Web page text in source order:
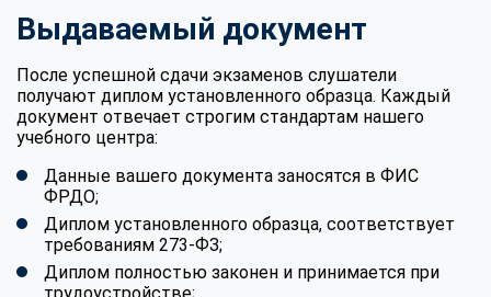
Выдаваемый документ
После успешной сдачи экзаменов слушатели
получают диплом установленного образца. Каждый
документ отвечает строгим стандартам нашего
учебного центра:
Данные вашего документа заносятся в ФИС
ФРДО;
Диплом установленного образца, соответствует
требованиям 273-ФЗ;
Диплом полностью законен и принимается при